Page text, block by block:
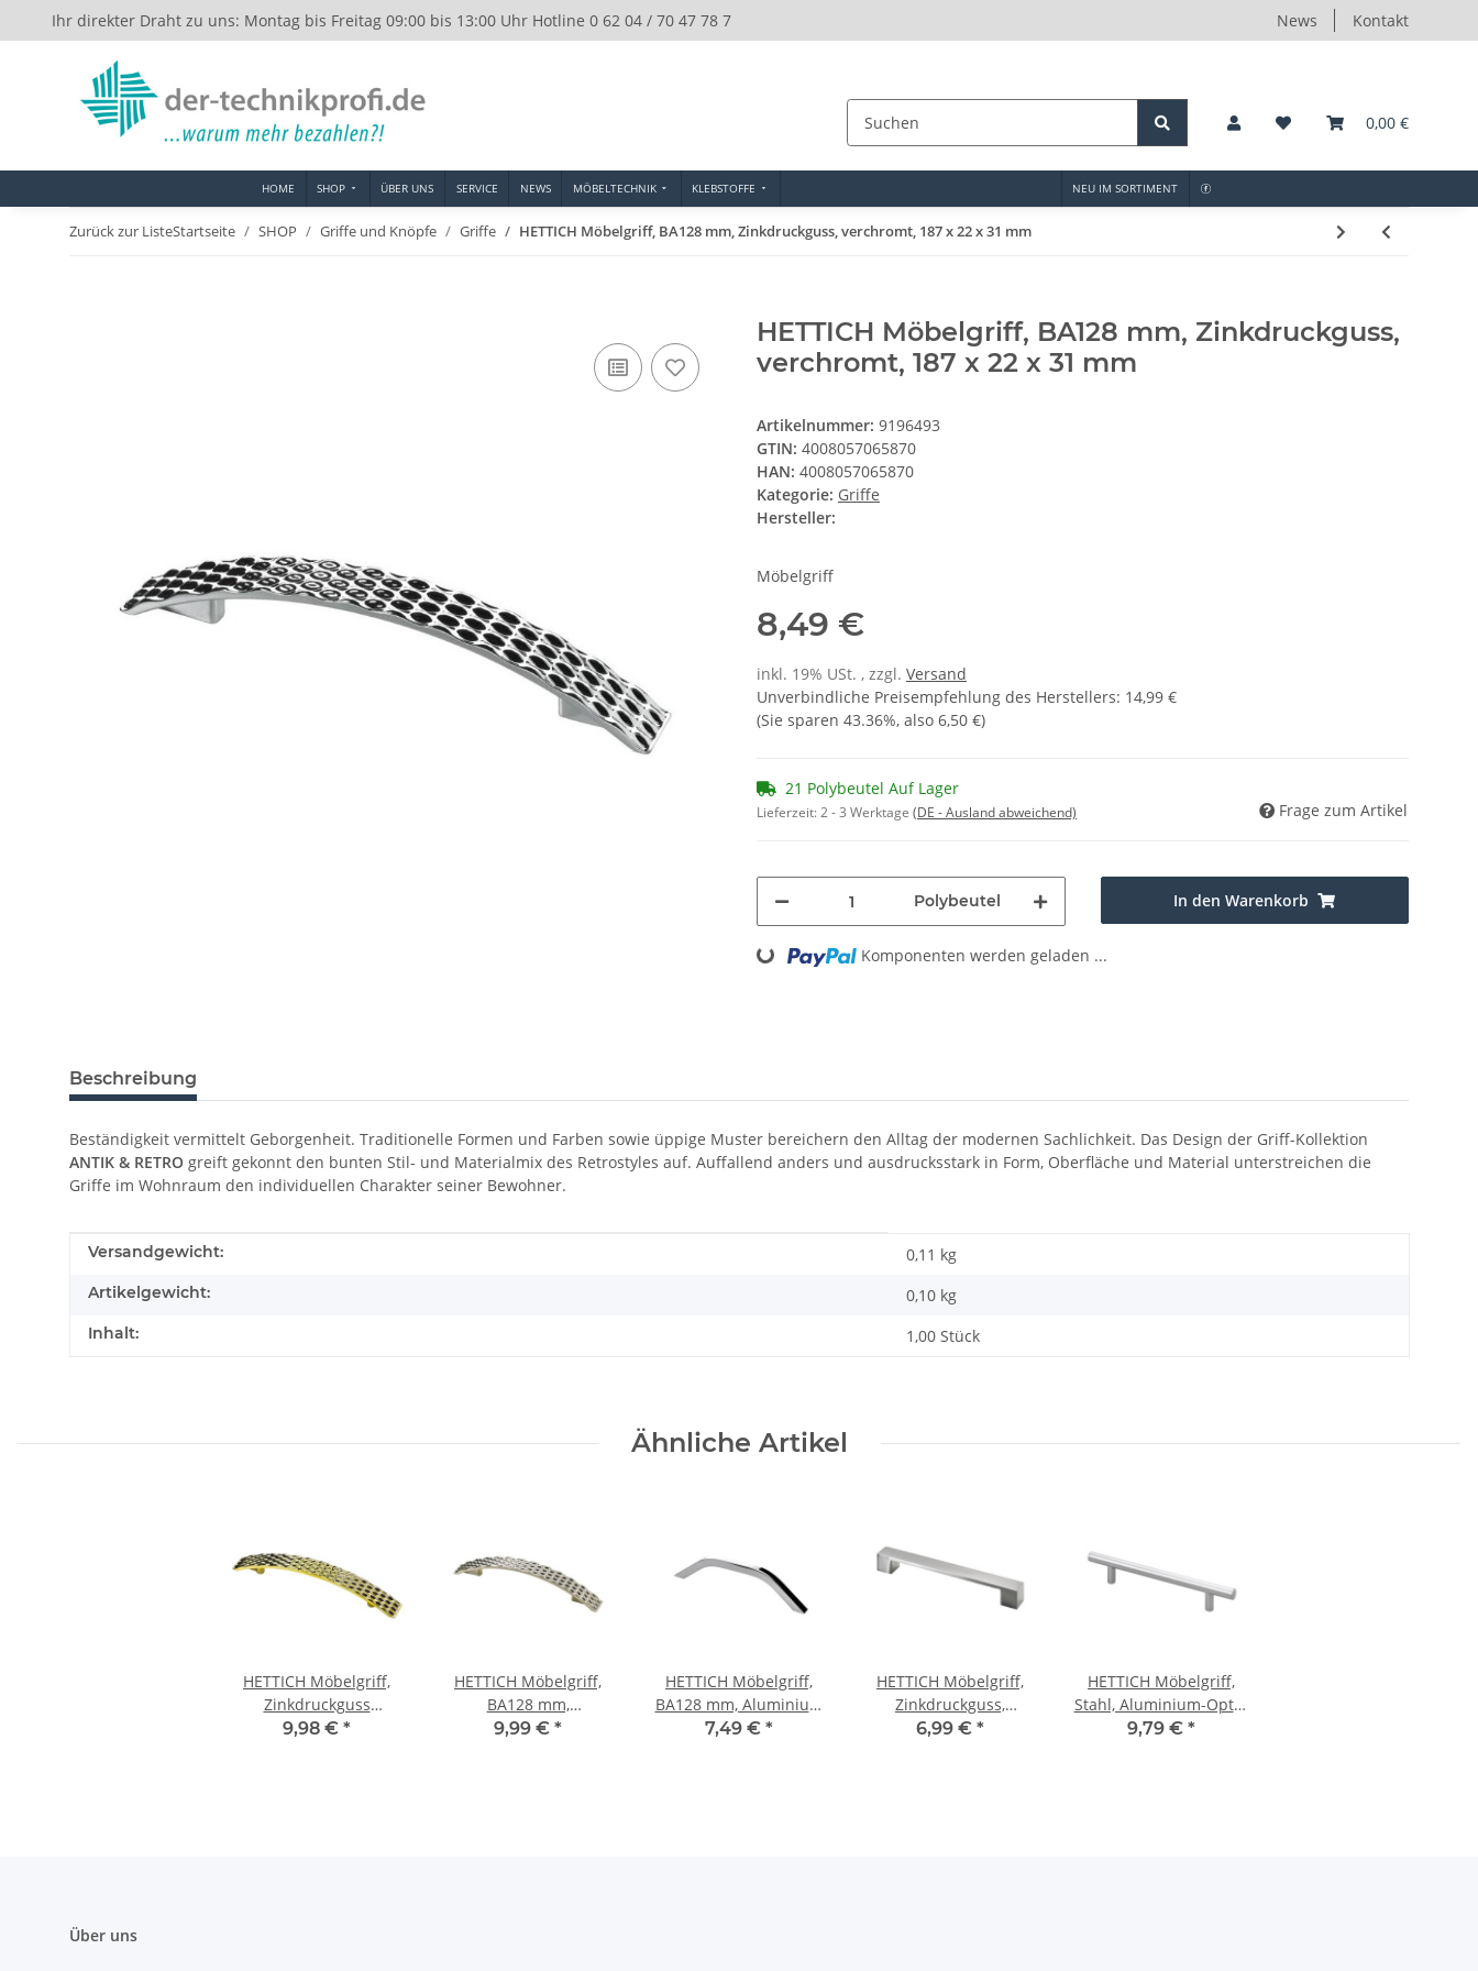
Ihr direkter Draht zu uns: Montag bis Freitag 09:00 bis 13:00 Uhr Hotline 0 62 04 / 70 47 78 7 News Kontakt
0,00 €
HOME SHOP ÜBER UNS SERVICE NEWS MÖBELTECHNIK KLEBSTOFFE NEU IM SORTIMENT
Zurück zur ListeStartseite SHOP Griffe und Knöpfe Griffe HETTICH Möbelgriff, BA128 mm, Zinkdruckguss, verchromt, 187 x 22 x 31 mm
HETTICH Möbelgriff, BA128 mm, Zinkdruckguss,
verchromt, 187 x 22 x 31 mm
Artikelnummer: 9196493
GTIN: 4008057065870
HAN: 4008057065870
Kategorie: Griffe
Hersteller:
Möbelgriff
8,49 €
inkl. 19% USt. , zzgl. Versand
Unverbindliche Preisempfehlung des Herstellers: 14,99 €
(Sie sparen 43.36%, also 6,50 €)
21 Polybeutel Auf Lager
Lieferzeit:2 - 3 Werktage (DE - Ausland abweichend) Frage zum Artikel
Polybeutel In den Warenkorb
Loading... Komponenten werden geladen ...
Beschreibung
Beständigkeit vermittelt Geborgenheit. Traditionelle Formen und Farben sowie üppige Muster bereichern den Alltag der modernen Sachlichkeit. Das Design der Griff-Kollektion
ANTIK & RETRO greift gekonnt den bunten Stil- und Materialmix des Retrostyles auf. Auffallend anders und ausdrucksstark in Form, Oberfläche und Material unterstreichen die
Griffe im Wohnraum den individuellen Charakter seiner Bewohner.
Produkteigenschaft
Wert
Versandgewicht: 0,11 kg
Artikelgewicht: 0,10 kg
Inhalt: 1,00 Stück
Ähnliche Artikel
HETTICH Möbelgriff,
Zinkdruckguss
vermessingt, BA
9,98 € *
HETTICH Möbelgriff,
BA128 mm,
Zinkdruckguss,
9,99 € *
HETTICH Möbelgriff,
BA128 mm, Aluminium
verchromt, 146x7,8x32
7,49 € *
HETTICH Möbelgriff,
Zinkdruckguss,
Edelstahl-Optik, BA
6,99 € *
HETTICH Möbelgriff,
Stahl, Aluminium-Optik,
BA 128mm
9,79 € *
Über uns